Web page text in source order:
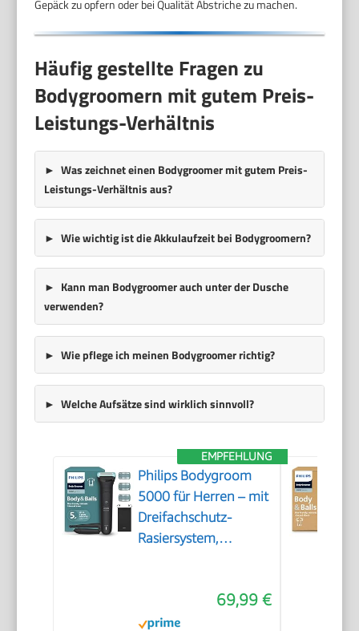
Gepäck zu opfern oder bei Qualität Abstriche zu machen.
Häufig gestellte Fragen zu
Bodygroomern mit gutem Preis-
Leistungs-Verhältnis
Was zeichnet einen Bodygroomer mit gutem Preis-
Leistungs-Verhältnis aus?
Wie wichtig ist die Akkulaufzeit bei Bodygroomern?
Kann man Bodygroomer auch unter der Dusche
verwenden?
Wie pflege ich meinen Bodygroomer richtig?
Welche Aufsätze sind wirklich sinnvoll?
EMPFEHLUNG
Philips Bodygroom
5000 für Herren – mit
Dreifachschutz-
Rasiersystem,
Intimbereich,
klappbarer
69,99 €